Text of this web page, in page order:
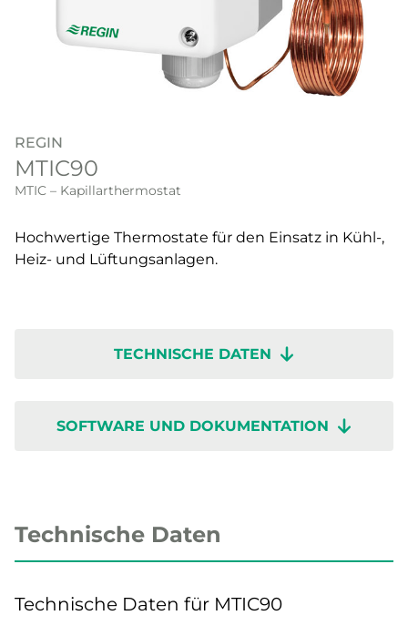
REGIN
MTIC90
MTIC – Kapillarthermostat
Hochwertige Thermostate für den Einsatz in Kühl-,
Heiz- und Lüftungsanlagen.
TECHNISCHE DATEN
SOFTWARE UND DOKUMENTATION
Technische Daten
Technische Daten für MTIC90